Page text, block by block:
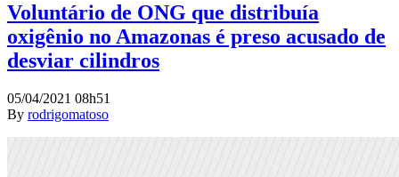
Voluntário de ONG que distribuía
oxigênio no Amazonas é preso acusado de
desviar cilindros
05/04/2021 08h51
By rodrigomatoso